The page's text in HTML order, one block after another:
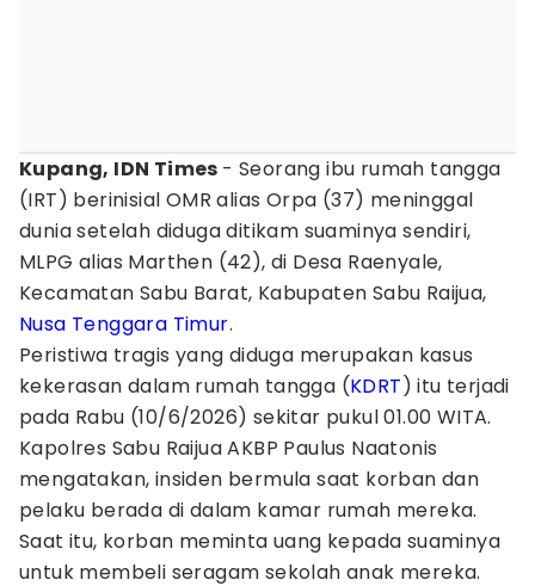
Kupang, IDN Times - Seorang ibu rumah tangga
(IRT) berinisial OMR alias Orpa (37) meninggal
dunia setelah diduga ditikam suaminya sendiri,
MLPG alias Marthen (42), di Desa Raenyale,
Kecamatan Sabu Barat, Kabupaten Sabu Raijua,
Nusa Tenggara Timur.
Peristiwa tragis yang diduga merupakan kasus
kekerasan dalam rumah tangga (KDRT) itu terjadi
pada Rabu (10/6/2026) sekitar pukul 01.00 WITA.
Kapolres Sabu Raijua AKBP Paulus Naatonis
mengatakan, insiden bermula saat korban dan
pelaku berada di dalam kamar rumah mereka.
Saat itu, korban meminta uang kepada suaminya
untuk membeli seragam sekolah anak mereka.